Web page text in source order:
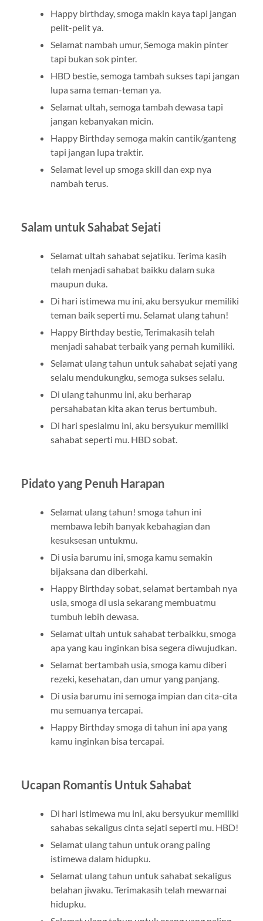
Happy birthday, smoga makin kaya tapi jangan
pelit-pelit ya.
Selamat nambah umur, Semoga makin pinter
tapi bukan sok pinter.
HBD bestie, semoga tambah sukses tapi jangan
lupa sama teman-teman ya.
Selamat ultah, semoga tambah dewasa tapi
jangan kebanyakan micin.
Happy Birthday semoga makin cantik/ganteng
tapi jangan lupa traktir.
Selamat level up smoga skill dan exp nya
nambah terus.
Salam untuk Sahabat Sejati
Selamat ultah sahabat sejatiku. Terima kasih
telah menjadi sahabat baikku dalam suka
maupun duka.
Di hari istimewa mu ini, aku bersyukur memiliki
teman baik seperti mu. Selamat ulang tahun!
Happy Birthday bestie, Terimakasih telah
menjadi sahabat terbaik yang pernah kumiliki.
Selamat ulang tahun untuk sahabat sejati yang
selalu mendukungku, semoga sukses selalu.
Di ulang tahunmu ini, aku berharap
persahabatan kita akan terus bertumbuh.
Di hari spesialmu ini, aku bersyukur memiliki
sahabat seperti mu. HBD sobat.
Pidato yang Penuh Harapan
Selamat ulang tahun! smoga tahun ini
membawa lebih banyak kebahagian dan
kesuksesan untukmu.
Di usia barumu ini, smoga kamu semakin
bijaksana dan diberkahi.
Happy Birthday sobat, selamat bertambah nya
usia, smoga di usia sekarang membuatmu
tumbuh lebih dewasa.
Selamat ultah untuk sahabat terbaikku, smoga
apa yang kau inginkan bisa segera diwujudkan.
Selamat bertambah usia, smoga kamu diberi
rezeki, kesehatan, dan umur yang panjang.
Di usia barumu ini semoga impian dan cita-cita
mu semuanya tercapai.
Happy Birthday smoga di tahun ini apa yang
kamu inginkan bisa tercapai.
Ucapan Romantis Untuk Sahabat
Di hari istimewa mu ini, aku bersyukur memiliki
sahabas sekaligus cinta sejati seperti mu. HBD!
Selamat ulang tahun untuk orang paling
istimewa dalam hidupku.
Selamat ulang tahun untuk sahabat sekaligus
belahan jiwaku. Terimakasih telah mewarnai
hidupku.